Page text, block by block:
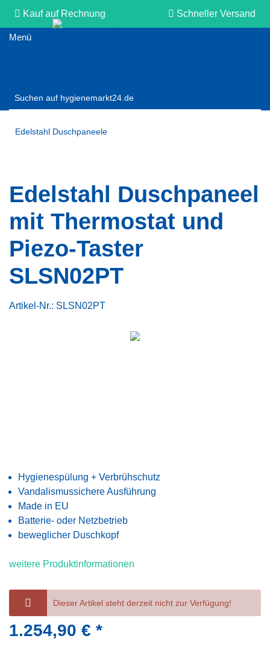
Kauf auf Rechnung Schneller Versand
Edelstahl Duschpaneele
Edelstahl Duschpaneel
mit Thermostat und
Piezo-Taster
SLSN02PT
Artikel-Nr.: SLSN02PT
Hygienespülung + Verbrühschutz
Vandalismussichere Ausführung
Made in EU
Batterie- oder Netzbetrieb
beweglicher Duschkopf
weitere Produktinformationen
Dieser Artikel steht derzeit nicht zur Verfügung!
1.254,90 € *